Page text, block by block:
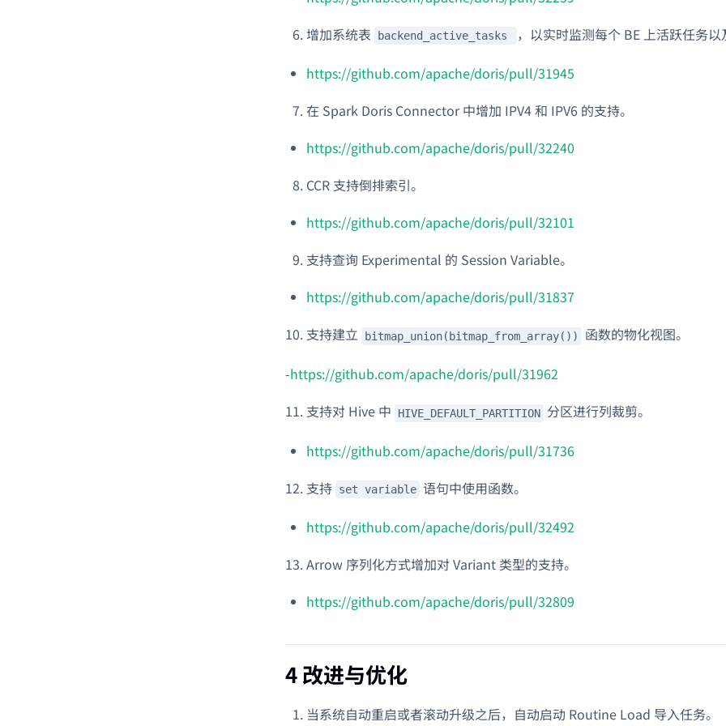
增加系统表
backend_active_tasks ，以实时监测每个 BE 上活跃任务以
https://github.com/apache/doris/pull/31945
在 Spark Doris Connector 中增加 IPV4 和 IPV6 的支持。
https://github.com/apache/doris/pull/32240
CCR 支持倒排索引。
https://github.com/apache/doris/pull/32101
支持查询 Experimental 的 Session Variable。
https://github.com/apache/doris/pull/31837
支持建立
bitmap_union(bitmap_from_array()) 函数的物化视图。
-https://github.com/apache/doris/pull/31962
支持对 Hive 中
HIVE_DEFAULT_PARTITION 分区进行列裁剪。
https://github.com/apache/doris/pull/31736
支持 set variable 语句中使用函数。
https://github.com/apache/doris/pull/32492
Arrow 序列化方式增加对 Variant 类型的支持。
https://github.com/apache/doris/pull/32809
4 改进与优化
当系统自动重启或者滚动升级之后，自动启动 Routine Load 导入任务。